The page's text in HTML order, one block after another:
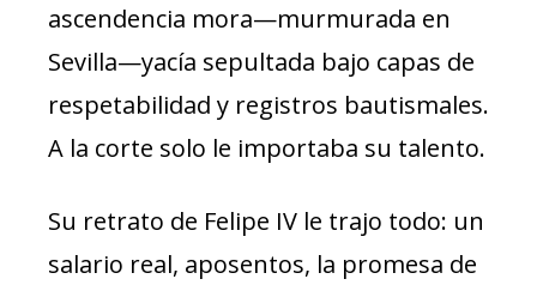
ascendencia mora—murmurada en
Sevilla—yacía sepultada bajo capas de
respetabilidad y registros bautismales.
A la corte solo le importaba su talento.
Su retrato de Felipe IV le trajo todo: un
salario real, aposentos, la promesa de